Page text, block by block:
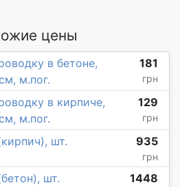
цены
в бетоне,
м.пог.
181
грн
в кирпиче,
м.пог.
129
грн
шт. 935
грн
шт. 1448